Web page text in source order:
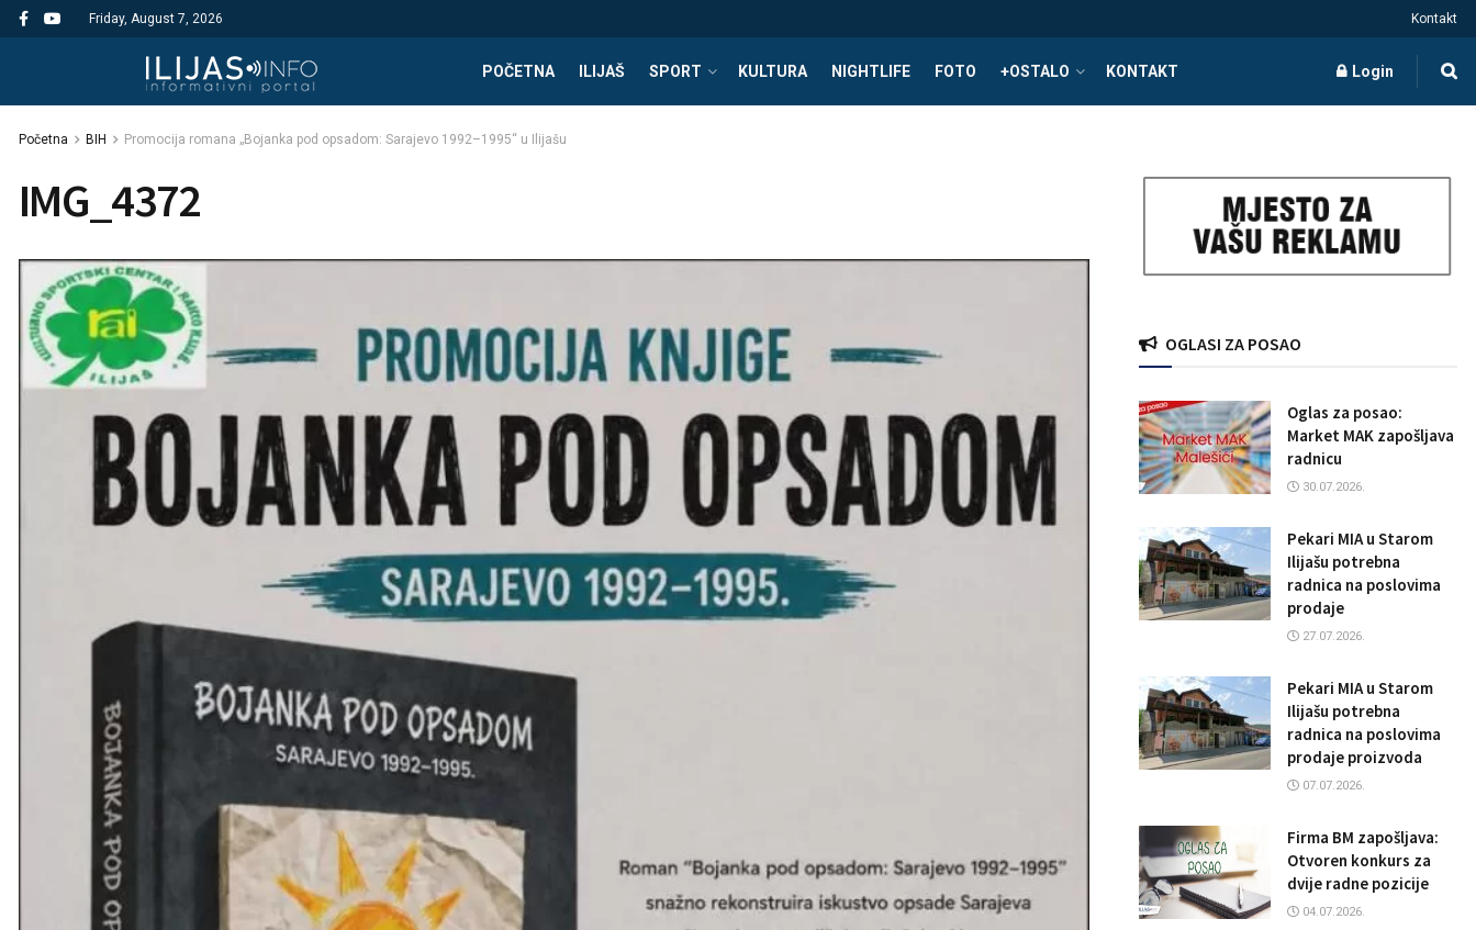
Friday, August 7, 2026 Kontakt
POČETNA ILIJAŠ SPORT KULTURA NIGHTLIFE FOTO +OSTALO KONTAKT Login
Početna BIH Promocija romana „Bojanka pod opsadom: Sarajevo 1992–1995“ u Ilijašu
IMG_4372
OGLASI ZA POSAO
Oglas za posao:
Market MAK zapošljava
radnicu
30.07.2026.
Pekari MIA u Starom
Ilijašu potrebna
radnica na poslovima
prodaje
27.07.2026.
Pekari MIA u Starom
Ilijašu potrebna
radnica na poslovima
prodaje proizvoda
07.07.2026.
Firma BM zapošljava:
Otvoren konkurs za
dvije radne pozicije
04.07.2026.